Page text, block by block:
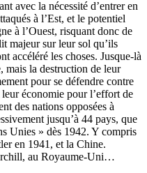
avec la nécessité d’entrer en
à l’Est, et le potentiel
à l’Ouest, risquant donc de
majeur sur leur sol qu’ils
accéléré les choses. Jusque-là
mais la destruction de leur
pour se défendre contre
économie pour l’effort de
des nations opposées à
jusqu’à 44 pays, que
Unies » dès 1942. Y compris
en 1941, et la Chine.
au Royaume-Uni…